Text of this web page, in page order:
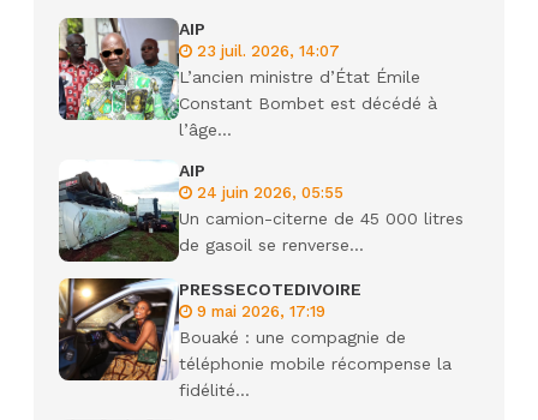
AIP
23 juil. 2026, 14:07
L’ancien ministre d’État Émile
Constant Bombet est décédé à
l’âge...
AIP
24 juin 2026, 05:55
Un camion-citerne de 45 000 litres
de gasoil se renverse...
PRESSECOTEDIVOIRE
9 mai 2026, 17:19
Bouaké : une compagnie de
téléphonie mobile récompense la
fidélité...